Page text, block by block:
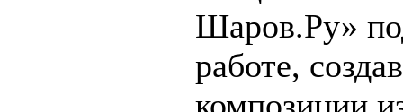
Шаров.Ру»
работе,